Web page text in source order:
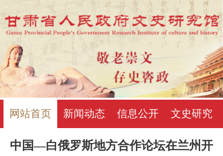
网站首页 新闻动态 信息公开 文史研究
中国—白俄罗斯地方合作论坛在兰州开